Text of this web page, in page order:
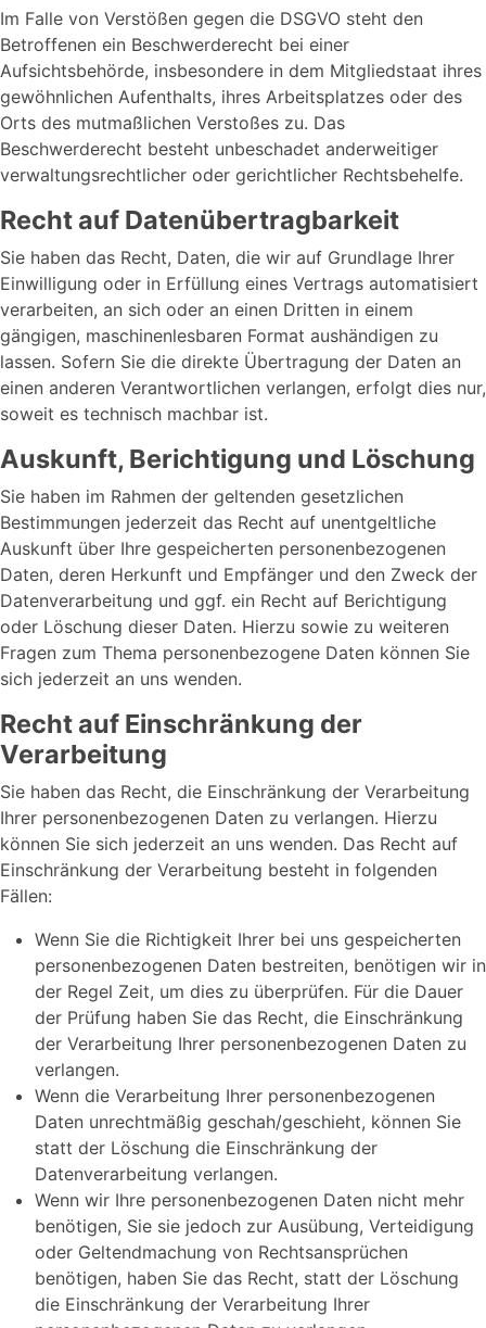
Im Falle von Verstößen gegen die DSGVO steht den
Betroffenen ein Beschwerderecht bei einer
Aufsichtsbehörde, insbesondere in dem Mitgliedstaat ihres
gewöhnlichen Aufenthalts, ihres Arbeitsplatzes oder des
Orts des mutmaßlichen Verstoßes zu. Das
Beschwerderecht besteht unbeschadet anderweitiger
verwaltungsrechtlicher oder gerichtlicher Rechtsbehelfe.
Recht auf Daten­übertrag­barkeit
Sie haben das Recht, Daten, die wir auf Grundlage Ihrer
Einwilligung oder in Erfüllung eines Vertrags automatisiert
verarbeiten, an sich oder an einen Dritten in einem
gängigen, maschinenlesbaren Format aushändigen zu
lassen. Sofern Sie die direkte Übertragung der Daten an
einen anderen Verantwortlichen verlangen, erfolgt dies nur,
soweit es technisch machbar ist.
Auskunft, Berichtigung und Löschung
Sie haben im Rahmen der geltenden gesetzlichen
Bestimmungen jederzeit das Recht auf unentgeltliche
Auskunft über Ihre gespeicherten personenbezogenen
Daten, deren Herkunft und Empfänger und den Zweck der
Datenverarbeitung und ggf. ein Recht auf Berichtigung
oder Löschung dieser Daten. Hierzu sowie zu weiteren
Fragen zum Thema personenbezogene Daten können Sie
sich jederzeit an uns wenden.
Recht auf Einschränkung der
Verarbeitung
Sie haben das Recht, die Einschränkung der Verarbeitung
Ihrer personenbezogenen Daten zu verlangen. Hierzu
können Sie sich jederzeit an uns wenden. Das Recht auf
Einschränkung der Verarbeitung besteht in folgenden
Fällen:
Wenn Sie die Richtigkeit Ihrer bei uns gespeicherten
personenbezogenen Daten bestreiten, benötigen wir in
der Regel Zeit, um dies zu überprüfen. Für die Dauer
der Prüfung haben Sie das Recht, die Einschränkung
der Verarbeitung Ihrer personenbezogenen Daten zu
verlangen.
Wenn die Verarbeitung Ihrer personenbezogenen
Daten unrechtmäßig geschah/geschieht, können Sie
statt der Löschung die Einschränkung der
Datenverarbeitung verlangen.
Wenn wir Ihre personenbezogenen Daten nicht mehr
benötigen, Sie sie jedoch zur Ausübung, Verteidigung
oder Geltendmachung von Rechtsansprüchen
benötigen, haben Sie das Recht, statt der Löschung
die Einschränkung der Verarbeitung Ihrer